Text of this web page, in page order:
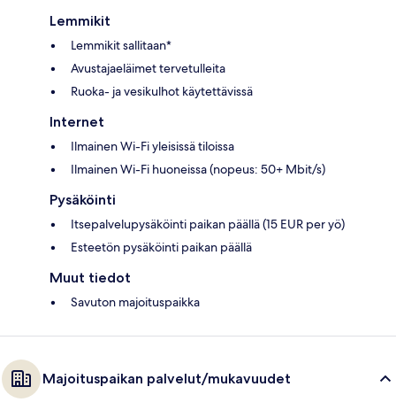
Lemmikit
Lemmikit sallitaan*
Avustajaeläimet tervetulleita
Ruoka- ja vesikulhot käytettävissä
Internet
Ilmainen Wi-Fi yleisissä tiloissa
Ilmainen Wi-Fi huoneissa (nopeus: 50+ Mbit/s)
Pysäköinti
Itsepalvelupysäköinti paikan päällä (15 EUR per yö)
Esteetön pysäköinti paikan päällä
Muut tiedot
Savuton majoituspaikka
Majoituspaikan palvelut/mukavuudet